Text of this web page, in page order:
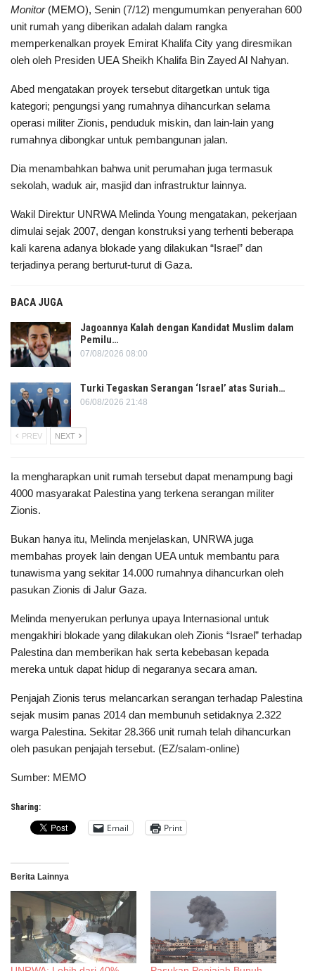
Monitor(MEMO), Senin (7/12) mengumumkan penyerahan 600
unit rumah yang diberikan adalah dalam rangka
memperkenalkan proyek Emirat Khalifa City yang diresmikan
oleh oleh Presiden UEA Sheikh Khalifa Bin Zayed Al Nahyan.
Abed mengatakan proyek tersebut ditargetkan untuk tiga
kategori; pengungsi yang rumahnya dihancurkan selama
operasi militer Zionis, penduduk miskin, dan lain-lain yang
rumahnya dibongkar untuk pembangunan jalan.
Dia menambahkan bahwa unit perumahan juga termasuk
sekolah, waduk air, masjid dan infrastruktur lainnya.
Wakil Direktur UNRWA Melinda Young mengatakan, pekerjaan
dimulai sejak 2007, dengan konstruksi yang terhenti beberapa
kali karena adanya blokade yang dilakukan “Israel” dan
terjadinya perang berturut-turut di Gaza.
BACA JUGA
Jagoannya Kalah dengan Kandidat Muslim dalam
Pemilu…
07/08/2026 08:00
Turki Tegaskan Serangan ‘Israel’ atas Suriah…
06/08/2026 21:48
PREV NEXT
Ia mengharapkan unit rumah tersebut dapat menampung bagi
4000 masyarakat Palestina yang terkena serangan militer
Zionis.
Bukan hanya itu, Melinda menjelaskan, UNRWA juga
membahas proyek lain dengan UEA untuk membantu para
tunawisma yang sekitar 14.000 rumahnya dihancurkan oleh
pasukan Zionis di Jalur Gaza.
Melinda menyerukan perlunya upaya Internasional untuk
mengakhiri blokade yang dilakukan oleh Zionis “Israel” terhadap
Palestina dan memberikan hak serta kebebasan kepada
mereka untuk dapat hidup di negaranya secara aman.
Penjajah Zionis terus melancarkan serangan terhadap Palestina
sejak musim panas 2014 dan membunuh setidaknya 2.322
warga Palestina. Sekitar 28.366 unit rumah telah dihancurkan
oleh pasukan penjajah tersebut. (EZ/salam-online)
Sumber: MEMO
Sharing:
Email Print
Berita Lainnya